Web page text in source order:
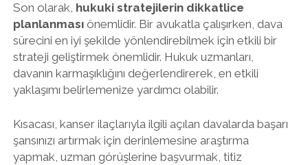
Son olarak, hukuki stratejilerin dikkatlice
planlanmasıönemlidir. Bir avukatla çalışırken, dava
sürecini en iyi şekilde yönlendirebilmek için etkili bir
strateji geliştirmek önemlidir. Hukuk uzmanları,
davanın karmaşıklığını değerlendirerek, en etkili
yaklaşımı belirlemenize yardımcı olabilir.
Kısacası, kanser ilaçlarıyla ilgili açılan davalarda başarı
şansınızı artırmak için derinlemesine araştırma
yapmak, uzman görüşlerine başvurmak, titiz